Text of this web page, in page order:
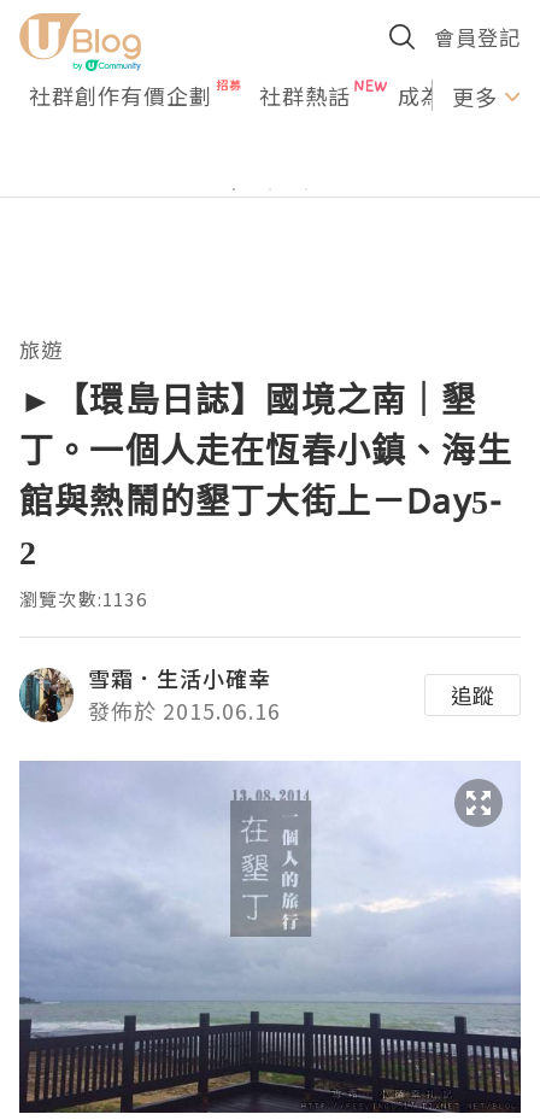
會員登記
社群創作有價企劃 社群熱話 成為U更多
旅遊
►【環島日誌】國境之南｜墾
丁。一個人走在恆春小鎮、海生
館與熱鬧的墾丁大街上－Day5-
2
瀏覽次數:1136
雪霜．生活小確幸
發佈於 2015.06.16
追蹤